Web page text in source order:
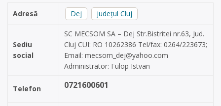
Adresă Dej județul Cluj
Sediu
social
SC MECSOM SA – Dej Str.Bistritei nr.63, Jud.
Cluj CUI: RO 10262386 Tel/fax: 0264/223673;
Email: mecsom_dej@yahoo.com
Administrator: Fulop Istvan
Telefon 0721600601